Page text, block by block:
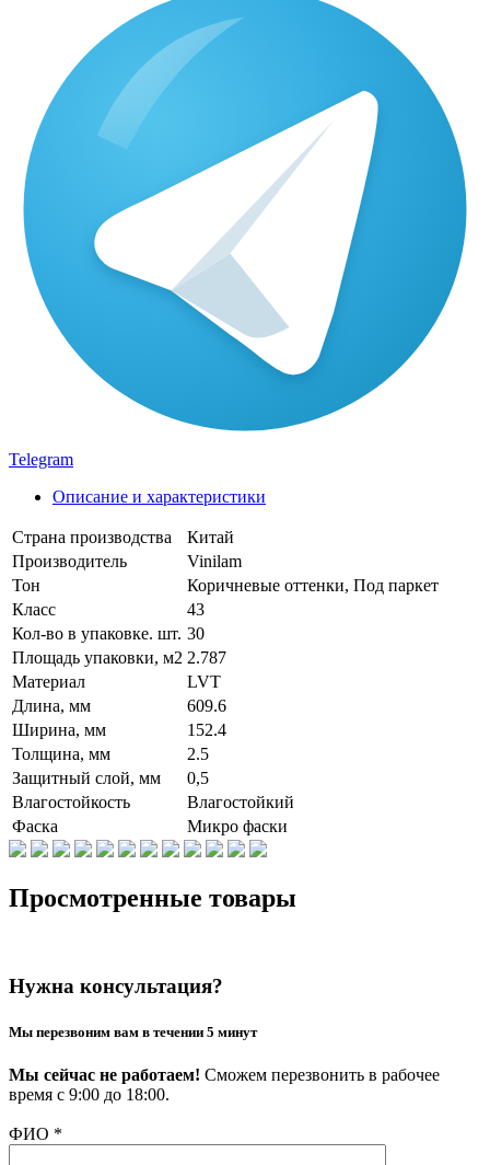
Telegram
Описание и характеристики
Страна производства
Китай
Производитель
Vinilam
Тон
Коричневые оттенки, Под паркет
Класс
43
Кол-во в упаковке. шт. 30
Площадь упаковки, м2 2.787
Материал
LVT
Длина, мм
609.6
Ширина, мм
152.4
Толщина, мм
2.5
Защитный слой, мм
0,5
Влагостойкость
Влагостойкий
Фаска
Микро фаски
Просмотренные товары
Нужна консультация?
Мы перезвоним вам в течении 5 минут
Мы сейчас не работаем! Сможем перезвонить в рабочее
время с 9:00 до 18:00.
ФИО *